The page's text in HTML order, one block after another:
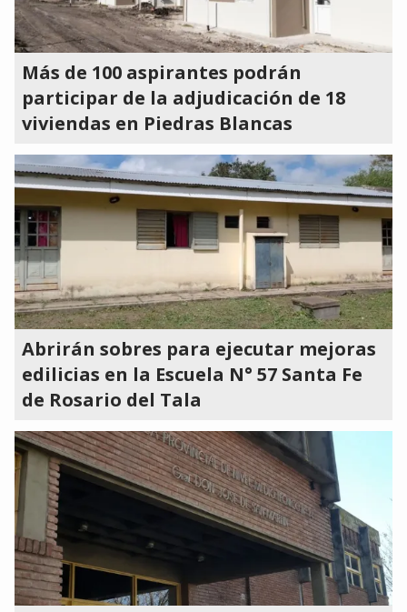
Más de 100 aspirantes podrán
participar de la adjudicación de 18
viviendas en Piedras Blancas
Abrirán sobres para ejecutar mejoras
edilicias en la Escuela N° 57 Santa Fe
de Rosario del Tala